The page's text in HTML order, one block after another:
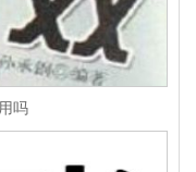
吗